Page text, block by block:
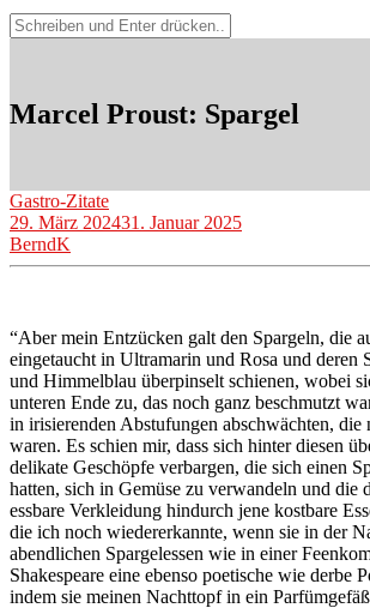
Suchen
nach:
Marcel Proust: Spargel
Gastro-Zitate
29. März 202431. Januar 2025
BerndK
“Aber mein Entzücken galt den Spargeln, die
eingetaucht in Ultramarin und Rosa und deren
und Himmelblau überpinselt schienen, wobei
unteren Ende zu, das noch ganz beschmutzt
in irisierenden Abstufungen abschwächten, die
waren. Es schien mir, dass sich hinter diesen
delikate Geschöpfe verbargen, die sich einen
hatten, sich in Gemüse zu verwandeln und die
essbare Verkleidung hindurch jene kostbare
die ich noch wiedererkannte, wenn sie in der
abendlichen Spargelessen wie in einer
Shakespeare eine ebenso poetische wie derbe
indem sie meinen Nachttopf in ein